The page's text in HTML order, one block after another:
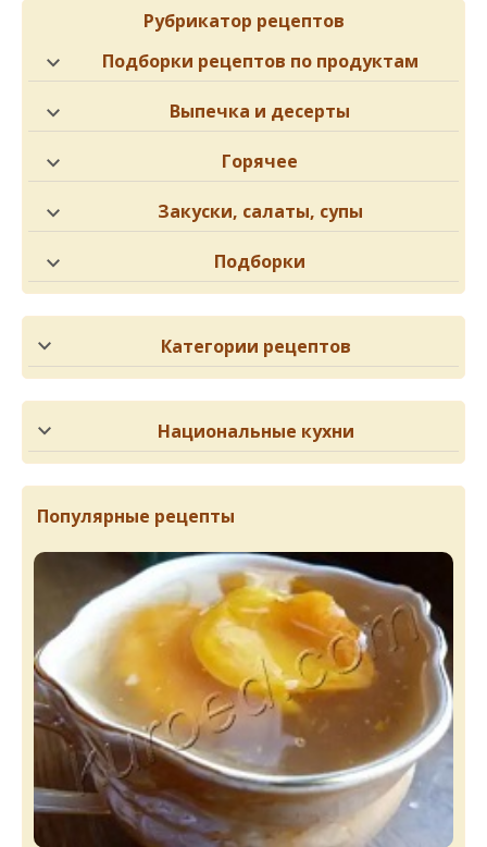
Рубрикатор рецептов
Подборки рецептов по продуктам
Выпечка и десерты
Горячее
Закуски, салаты, супы
Подборки
Категории рецептов
Национальные кухни
Популярные рецепты